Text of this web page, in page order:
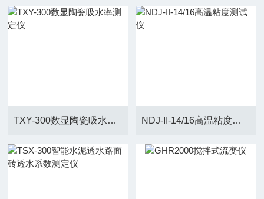
TXY-300数显陶瓷吸水率测定仪 NDJ-II-14/16高温粘度测试仪